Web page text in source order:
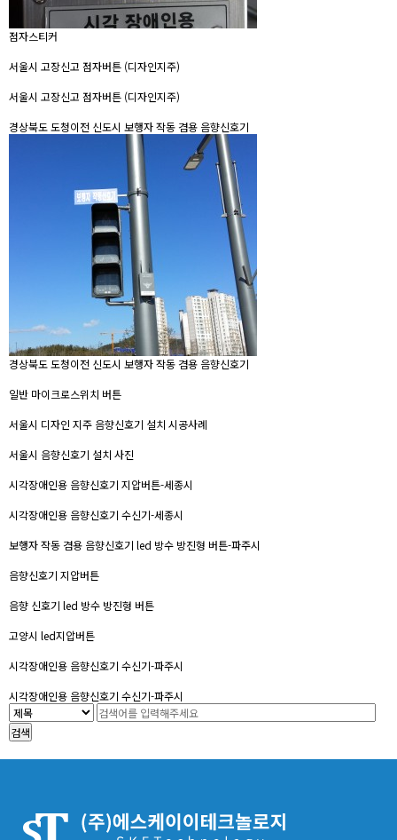
점자스티커
서울시 고장신고 점자버튼 (디자인지주)
서울시 고장신고 점자버튼 (디자인지주)
경상북도 도청이전 신도시 보행자 작동 겸용 음향신호기
경상북도 도청이전 신도시 보행자 작동 겸용 음향신호기
일반 마이크로스위치 버튼
서울시 디자인 지주 음향신호기 설치 시공사례
서울시 음향신호기 설치 사진
시각장애인용 음향신호기 지압버튼-세종시
시각장애인용 음향신호기 수신기-세종시
보행자 작동 겸용 음향신호기 led 방수 방진형 버튼-파주시
음향신호기 지압버튼
음향 신호기 led 방수 방진형 버튼
고양시 led지압버튼
시각장애인용 음향신호기 수신기-파주시
시각장애인용 음향신호기 수신기-파주시